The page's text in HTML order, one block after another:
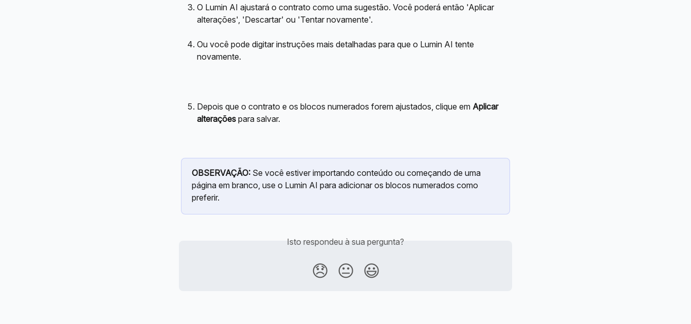
O Lumin AI ajustará o contrato como uma sugestão. Você poderá então 'Aplicar
alterações', 'Descartar' ou 'Tentar novamente'.
Ou você pode digitar instruções mais detalhadas para que o Lumin AI tente
novamente.
Depois que o contrato e os blocos numerados forem ajustados, clique em Aplicar
alterações para salvar.
OBSERVAÇÃO: Se você estiver importando conteúdo ou começando de uma
página em branco, use o Lumin AI para adicionar os blocos numerados como
preferir.
Isto respondeu à sua pergunta?
😞 😐 😃